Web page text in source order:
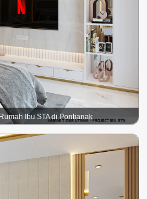
Ibu STA di Pontianak